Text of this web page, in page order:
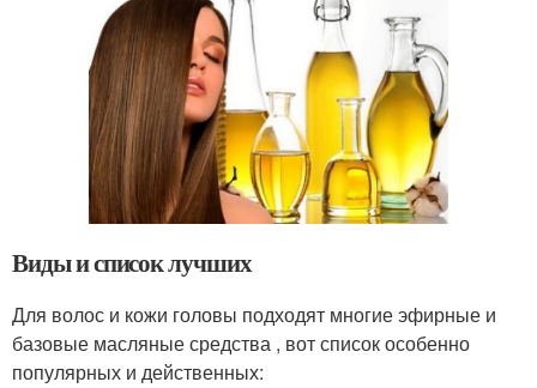
Виды и список лучших
Для волос и кожи головы подходят многие эфирные и
базовые масляные средства , вот список особенно
популярных и действенных: